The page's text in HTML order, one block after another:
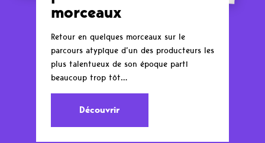
morceaux
Retour en quelques morceaux sur le
parcours atypique d’un des producteurs les
plus talentueux de son époque parti
beaucoup trop tôt…
Découvrir